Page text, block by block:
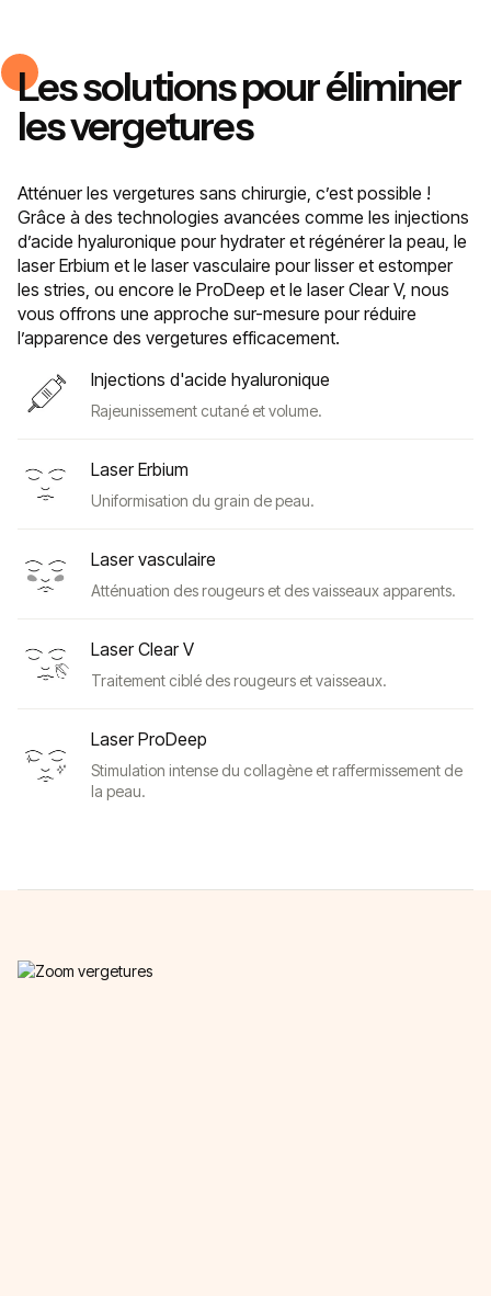
Les solutions pour éliminer
les vergetures
Atténuer les vergetures sans chirurgie, c’est possible !
Grâce à des technologies avancées comme les injections
d’acide hyaluronique pour hydrater et régénérer la peau, le
laser Erbium et le laser vasculaire pour lisser et estomper
les stries, ou encore le ProDeep et le laser Clear V, nous
vous offrons une approche sur-mesure pour réduire
l’apparence des vergetures efficacement.
Injections d'acide hyaluronique
Rajeunissement cutané et volume.
Laser Erbium
Uniformisation du grain de peau.
Laser vasculaire
Atténuation des rougeurs et des vaisseaux apparents.
Laser Clear V
Traitement ciblé des rougeurs et vaisseaux.
Laser ProDeep
Stimulation intense du collagène et raffermissement de
la peau.